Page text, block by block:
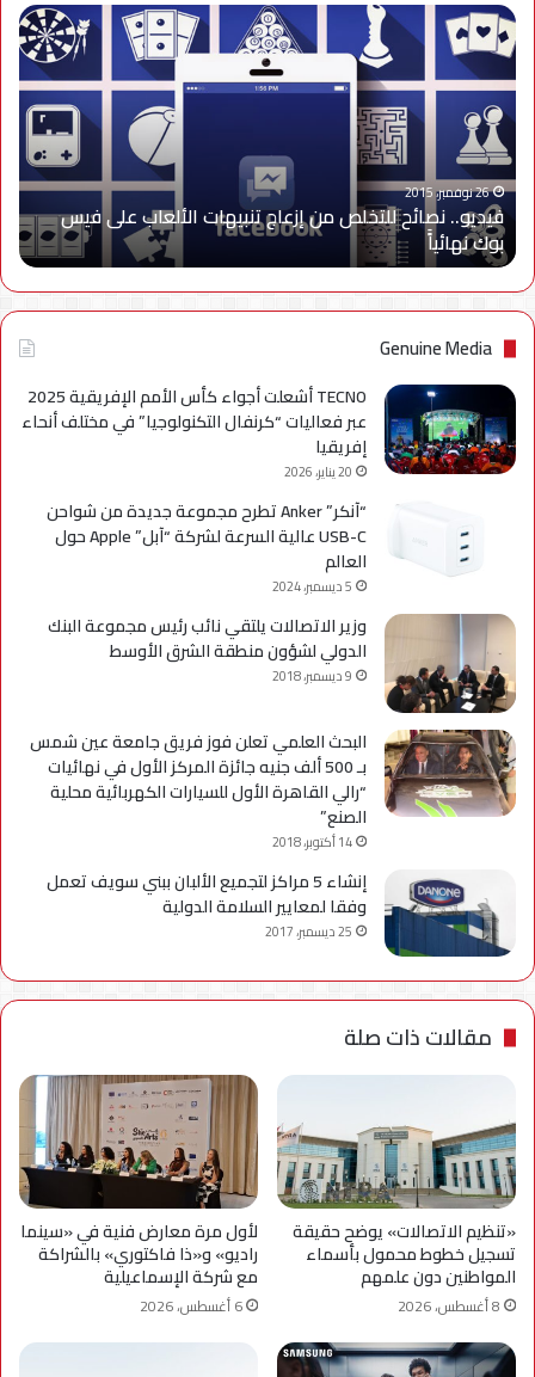
فيديو..
نصائح
للتخلص
من
إزعاج
تنبيهات
الألعاب
على
فيس
بوك
نهائياًَ
26 نوفمبر، 2015
فيديو.. نصائح للتخلص من إزعاج تنبيهات الألعاب على فيس
بوك نهائياًَ
Genuine Media
TECNO أشعلت أجواء كأس الأمم الإفريقية 2025
عبر فعاليات “كرنفال التكنولوجيا” في مختلف أنحاء
إفريقيا
20 يناير، 2026
“آنكر” Anker تطرح مجموعة جديدة من شواحن
USB-C عالية السرعة لشركة “آبل” Apple حول
العالم
5 ديسمبر، 2024
وزير الاتصالات يلتقي نائب رئيس مجموعة البنك
الدولي لشؤون منطقة الشرق الأوسط
9 ديسمبر، 2018
البحث العلمي تعلن فوز فريق جامعة عين شمس
بـ 500 ألف جنيه جائزة المركز الأول في نهائيات
“رالي القاهرة الأول للسيارات الكهربائية محلية
الصنع”
14 أكتوبر، 2018
إنشاء 5 مراكز لتجميع الألبان ببني سويف تعمل
وفقا لمعايير السلامة الدولية
25 ديسمبر، 2017
مقالات ذات صلة
«تنظيم الاتصالات» يوضح حقيقة
تسجيل خطوط محمول بأسماء
المواطنين دون علمهم
8 أغسطس، 2026
لأول مرة معارض فنية في «سينما
راديو» و«ذا فاكتوري» بالشراكة
مع شركة الإسماعيلية
6 أغسطس، 2026